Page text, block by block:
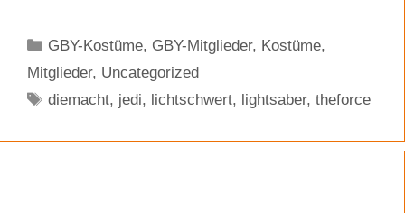
Kategorien
GBY-Kostüme, GBY-Mitglieder, Kostüme,
Mitglieder, Uncategorized
Schlagwörter
diemacht, jedi, lichtschwert, lightsaber,theforce